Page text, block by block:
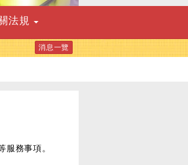
法規
消息一覽
服務事項。